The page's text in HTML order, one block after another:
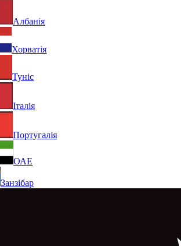
Албанія
Хорватія
Туніс
Італія
Португалія
ОАЕ
Занзібар